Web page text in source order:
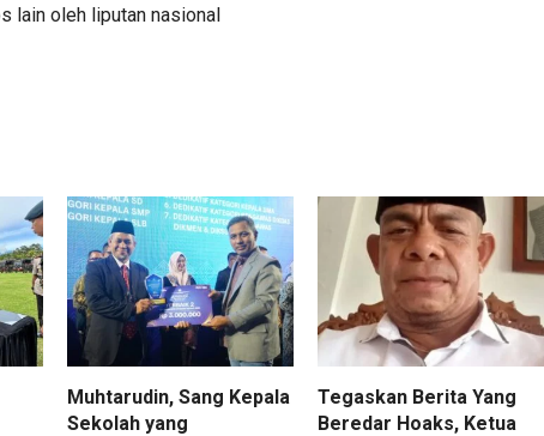
lain oleh liputan nasional
Muhtarudin, Sang Kepala
Sekolah yang
Tegaskan Berita Yang
Beredar Hoaks, Ketua